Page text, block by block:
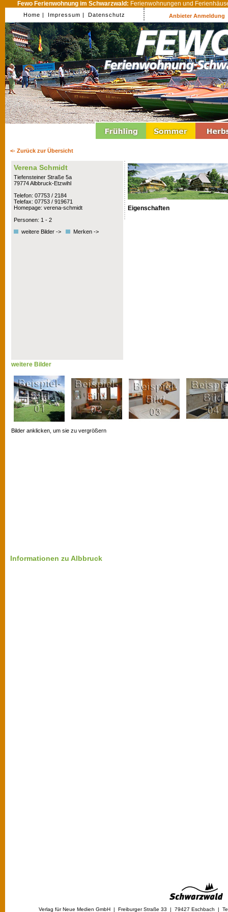
Fewo Ferienwohnung im Schwarzwald: Ferienwohnungen und
Home | Impressum | Datenschutz Anbieter Anmeldung
<- Zurück zur Übersicht
Verena Schmidt
Tiefensteiner Straße 5a
79774 Albbruck-Etzwihl
Telefon: 07753 / 2184
Telefax: 07753 / 919671
Homepage: verena-schmidt
Personen: 1 - 2
weitere Bilder ->
Merken ->
Eigenschaften
weitere Bilder
Bilder anklicken, um sie zu vergrößern
Informationen zu Albbruck
Verlag für Neue Medien GmbH | Freiburger Straße 33 | 79427 Eschbach |